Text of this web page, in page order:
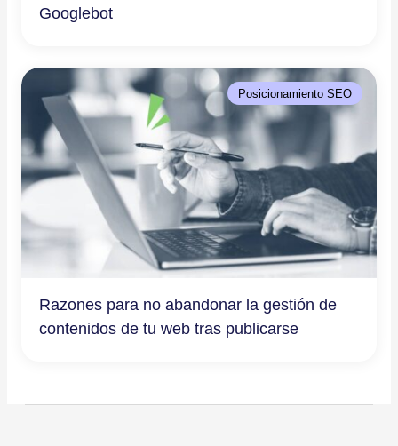
Googlebot
Posicionamiento SEO
Razones para no abandonar la gestión de
contenidos de tu web tras publicarse